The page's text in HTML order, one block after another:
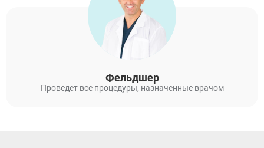
Фельдшер
Проведет все процедуры, назначенные врачом